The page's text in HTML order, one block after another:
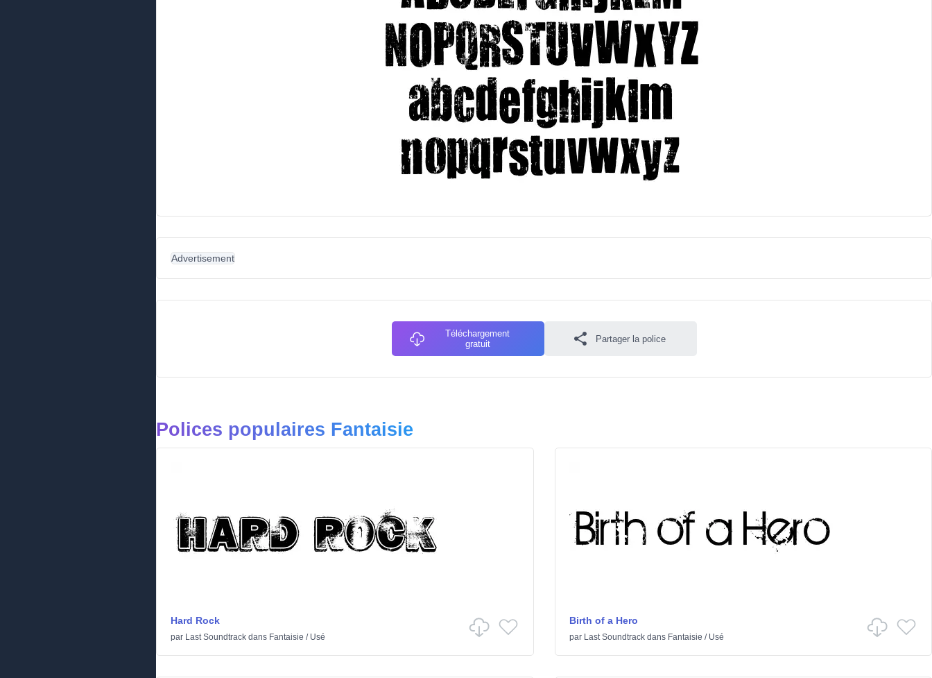
Advertisement
Téléchargement
gratuit
Partager la police
Polices populaires Fantaisie
Hard Rock
par Last Soundtrack dans Fantaisie / Usé
Birth of a Hero
par Last Soundtrackdans Fantaisie / Usé